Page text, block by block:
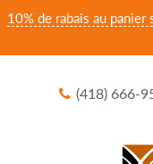
10% de rabais au panier
(418) 666-